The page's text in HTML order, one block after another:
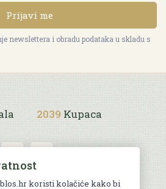
Prijavi me
newslettera i obradu podataka u skladu s
2039 Kupaca
koristi kolačiće kako bi